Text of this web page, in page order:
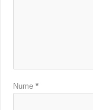
Nume*